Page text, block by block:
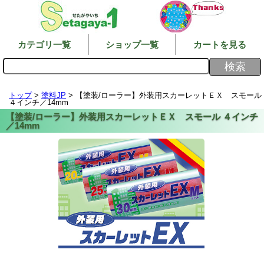
カテゴリ一覧 ショップ一覧 カートを見る
トップ> 塗料JP > 【塗装/ローラー】外装用スカーレットＥＸ スモール
４インチ／14mm